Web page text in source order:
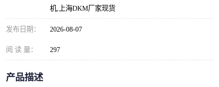
机,上海DKM厂家现货
发布日期： 2026-08-07
阅 读 量： 297
产品描述